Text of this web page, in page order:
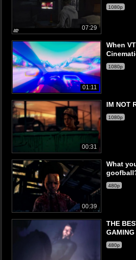
07:29
1080p
01:11
When
1080p
00:31
IM NOT
1080p
00:39
What
480p
THE
GAMING
480p